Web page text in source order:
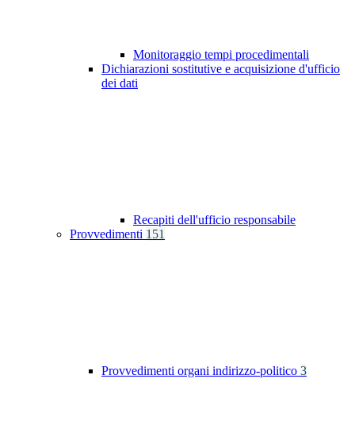
Monitoraggio tempi procedimentali
Dichiarazioni sostitutive e acquisizione d'ufficio
dei dati
Recapiti dell'ufficio responsabile
Provvedimenti 151
Provvedimenti organi indirizzo-politico 3